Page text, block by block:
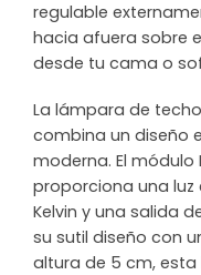
regulable
hacia afuera sobre
desde tu cama o
La lámpara de
combina un diseño
moderna. El módulo
proporciona una
Kelvin y una salida
su sutil diseño con
altura de 5 cm,